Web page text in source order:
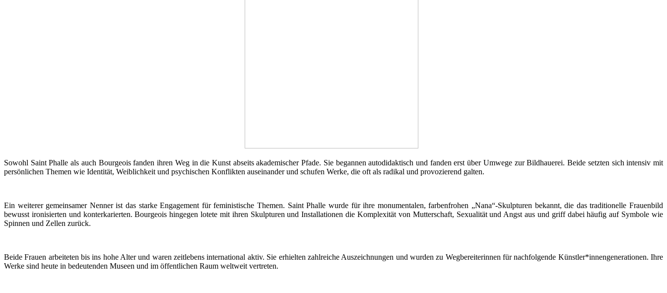
Sowohl Saint Phalle als auch Bourgeois fanden ihren Weg in die Kunst abseits akademischer Pfade. Sie begannen autodidaktisch und fanden erst über Umwege zur Bildhauerei. Beide setzten sich intensiv mit
persönlichen Themen wie Identität, Weiblichkeit und psychischen Konflikten auseinander und schufen Werke, die oft als radikal und provozierend galten.
Ein weiterer gemeinsamer Nenner ist das starke Engagement für feministische Themen. Saint Phalle wurde für ihre monumentalen, farbenfrohen „Nana“-Skulpturen bekannt, die das traditionelle Frauenbild
bewusst ironisierten und konterkarierten. Bourgeois hingegen lotete mit ihren Skulpturen und Installationen die Komplexität von Mutterschaft, Sexualität und Angst aus und griff dabei häufig auf Symbole wie
Spinnen und Zellen zurück.
Beide Frauen arbeiteten bis ins hohe Alter und waren zeitlebens international aktiv. Sie erhielten zahlreiche Auszeichnungen und wurden zu Wegbereiterinnen für nachfolgende Künstler*innengenerationen. Ihre
Werke sind heute in bedeutenden Museen und im öffentlichen Raum weltweit vertreten.